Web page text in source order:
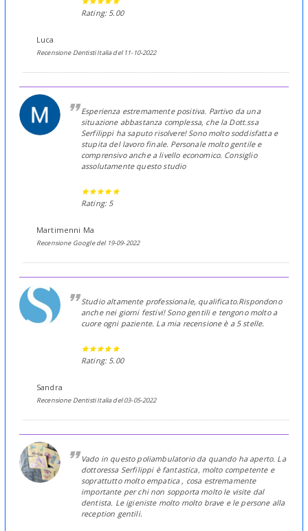
Rating: 5.00
Luca
Recensione Dentisti Italia del 11-10-2022
Esperienza estremamente positiva. Partivo da una
situazione abbastanza complessa, che la Dott.ssa
Serfilippi ha saputo risolvere! Sono molto soddisfatta e
stupita del lavoro finale. Personale molto gentile e
comprensivo anche a livello economico. Consiglio
assolutamente questo studio
Rating: 5
Martimenni Ma
Recensione Google del 19-09-2022
Studio altamente professionale, qualificato.Rispondono
anche nei giorni festivi! Sono gentili e tengono molto a
cuore ogni paziente. La mia recensione è a 5 stelle.
Rating: 5.00
Sandra
Recensione Dentisti Italia del 03-05-2022
Vado in questo poliambulatorio da quando ha aperto. La
dottoressa Serfilippi è fantastica, molto competente e
soprattutto molto empatica , cosa estremamente
importante per chi non sopporta molto le visite dal
dentista. Le igieniste molto molto brave e le persone alla
reception gentili.